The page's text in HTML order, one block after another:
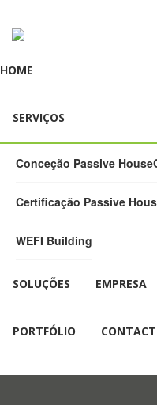
HOME
SERVIÇOS
Conceção Passive House
Certificação Passive
WEFI Building
SOLUÇÕES EMPRESA
PORTFÓLIO